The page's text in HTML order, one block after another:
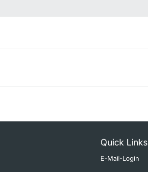
Quick Links
E-Mail-Login